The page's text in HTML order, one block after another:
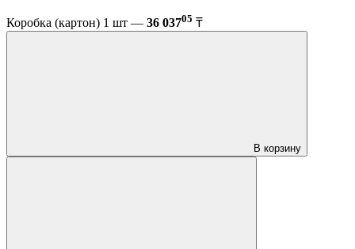
Коробка (картон) 1 шт — 36 03705 ₸
В корзину